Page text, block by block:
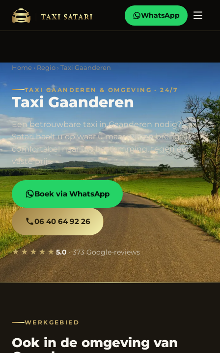
WhatsApp
Home › Regio › Taxi Gaanderen
TAXI GAANDEREN & OMGEVING · 24/7
Taxi Gaanderen
Een betrouwbare taxi in Gaanderen nodig? Taxi
Satari haalt u op waar u maar wilt en brengt u
comfortabel naar uw bestemming, tegen een
vaste prijs.
Boek via WhatsApp
06 40 64 92 26
★★★★★ 5.0· 373 Google-reviews
WERKGEBIED
Ook in de omgeving van